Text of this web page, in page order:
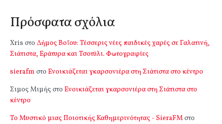
Πρόσφατα σχόλια
Xris στο Δήμος Βοΐου: Τέσσερις νέες παιδικές χαρές σε Γαλατινή,
Σιάτιστα, Εράτυρα και Τσοτύλι. Φωτογραφίες
sierafm στο Ενοικιάζεται γκαρσονιέρα στη Σιάτιστα στο κέντρο
Σιμος Μιμής στο Ενοικιάζεται γκαρσονιέρα στη Σιάτιστα στο
κέντρο
Το Μυστικό μιας Ποιοτικής Καθημερινότητας - SieraFMστο